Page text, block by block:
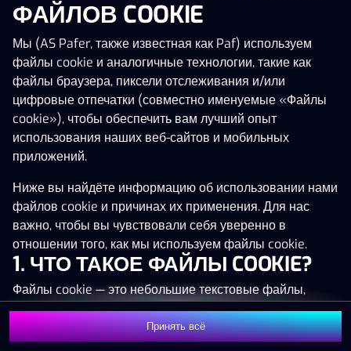
Нажми в любое место!
MEGA 1 372 684 €
MAJOR 20 715 €
MINOR 1 540 €Присоединиться
ФАЙЛОВ COOKIE
Мы (AS Pafer, также известная как Paf) используем
файлы cookie и аналогичные технологии, такие как
файлы браузера, пиксели отслеживания и/или
цифровые отпечатки (совместно именуемые «Файлы
cookie»), чтобы обеспечить вам лучший опыт
использования наших веб-сайтов и мобильных
приложений.
Ниже вы найдёте информацию об использовании нами
файлов cookie и причинах их применения. Для нас
важно, чтобы вы чувствовали себя уверенно в
отношении того, как мы используем файлы cookie.
1. ЧТО ТАКОЕ ФАЙЛЫ COOKIE?
Файлы cookie — это небольшие текстовые файлы,
которые сохраняются на вашем устройстве (например,
на компьютере, мобильном телефоне или планшете)
при посещении наших веб-сайтов. Размещение
Принять всё